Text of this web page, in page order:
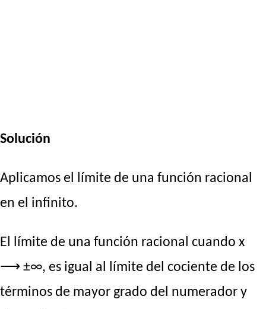
Solución
Aplicamos el límite de una función racional
en el infinito.
El límite de una función racional cuando x
⟶ ±∞, es igual al límite del cociente de los
términos de mayor grado del numerador y